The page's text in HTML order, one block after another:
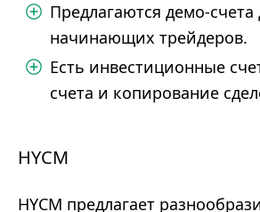
Предлагаются демо-счета
начинающих трейдеров.
Есть инвестиционные
счета и копирование
HYCM
HYCM предлагает